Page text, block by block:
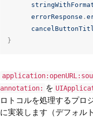
errorResponse .
}
annotation: を
ロトコルを処理するプロ
に実装します（デフォル